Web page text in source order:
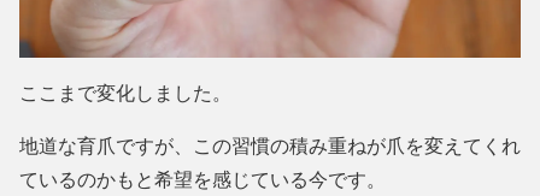
ここまで変化しました。
地道な育爪ですが、この習慣の積み重ねが爪を変えてくれ
ているのかもと希望を感じている今です。